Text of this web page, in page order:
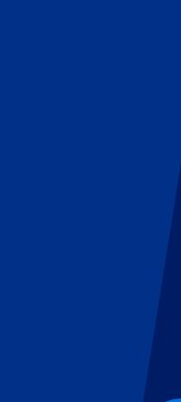
6 – Tour 2 & 3
6 – Tour 2 & 3